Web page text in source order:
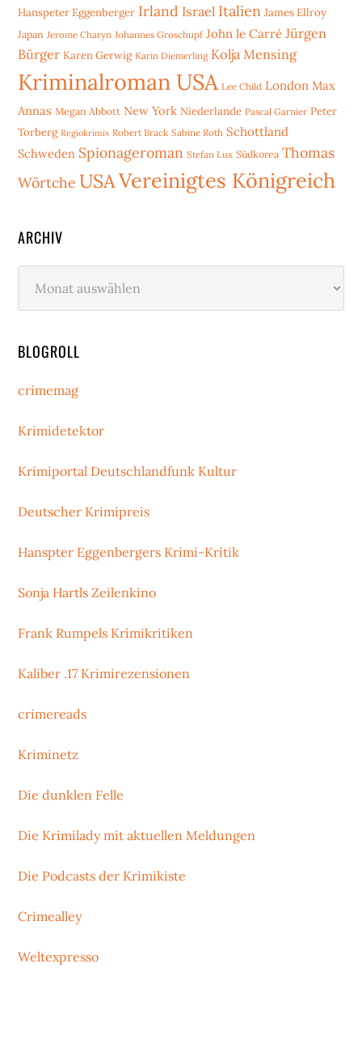
Hanspeter Eggenberger Irland Israel Italien James Ellroy
Japan Jerome Charyn Johannes Groschupf John le Carré Jürgen
Bürger Karen Gerwig Karin Diemerling Kolja Mensing
Kriminalroman USA Lee Child London Max
Annas Megan Abbott New York Niederlande Pascal Garnier Peter
Torberg Regiokrimis Robert Brack Sabine Roth Schottland
Schweden Spionageroman Stefan Lux Südkorea Thomas
Wörtche USAVereinigtes Königreich
ARCHIV
BLOGROLL
crimemag
Krimidetektor
Krimiportal Deutschlandfunk Kultur
Deutscher Krimipreis
Hanspter Eggenbergers Krimi-Kritik
Sonja Hartls Zeilenkino
Frank Rumpels Krimikritiken
Kaliber .17 Krimirezensionen
crimereads
Kriminetz
Die dunklen Felle
Die Krimilady mit aktuellen Meldungen
Die Podcasts der Krimikiste
Crimealley
Weltexpresso